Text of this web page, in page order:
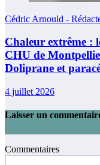
Cédric Arnould -
Chaleur extrême :
CHU de
Doliprane et
4 juillet 2026
Laisser un
Commentaires